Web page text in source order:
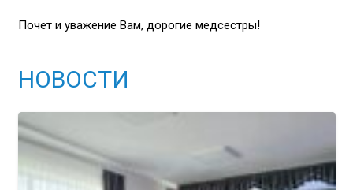
Почет и уважение Вам, дорогие медсестры!
НОВОСТИ